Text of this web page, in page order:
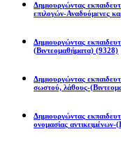
Δημιουργώντας
επιλογών-Αναδυόμενες
Δημιουργώντας
(Βιντεομαθήματα) (9328)
Δημιουργώντας
σωστού, λάθους-
Δημιουργώντας
ονομασίας αντικειμένων-